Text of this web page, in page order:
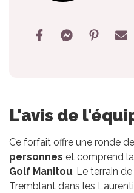
L'avis de
Ce forfait offre une ronde
personnes et comprend
Golf Manitou. Le terrain
Tremblant dans les